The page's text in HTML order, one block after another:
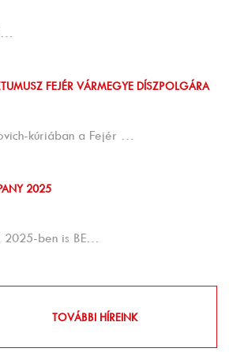
FEJÉR VÁRMEGYE DÍSZPOLGÁRA
kúriában a Fejér …
2025
2025-ben is BE…
TOVÁBBI HÍREINK